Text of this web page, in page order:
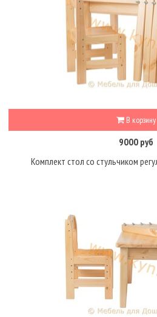
В корзину
9000 руб
Комплект стол со стульчиком